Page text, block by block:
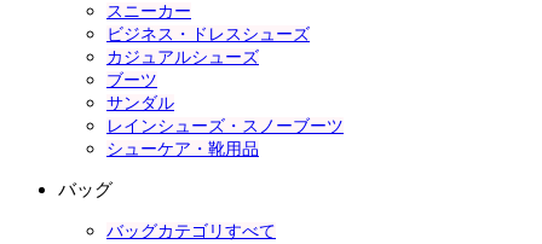
スニーカー
ビジネス・ドレスシューズ
カジュアルシューズ
ブーツ
サンダル
レインシューズ・スノーブーツ
シューケア・靴用品
バッグ
バッグカテゴリすべて